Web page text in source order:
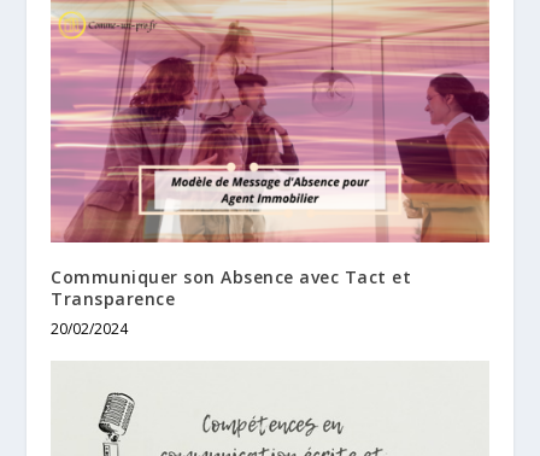
Communiquer son Absence avec Tact et
Transparence
20/02/2024